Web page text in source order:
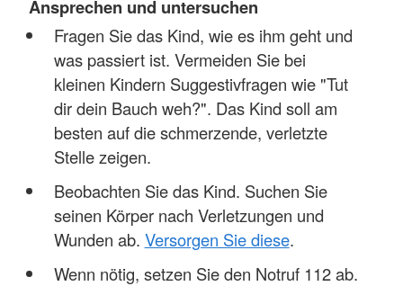
Ansprechen und untersuchen
Fragen Sie das Kind, wie es ihm geht und
was passiert ist. Vermeiden Sie bei
kleinen Kindern Suggestivfragen wie "Tut
dir dein Bauch weh?". Das Kind soll am
besten auf die schmerzende, verletzte
Stelle zeigen.
Beobachten Sie das Kind. Suchen Sie
seinen Körper nach Verletzungen und
Wunden ab. Versorgen Sie diese.
Wenn nötig, setzen Sie den Notruf 112 ab.